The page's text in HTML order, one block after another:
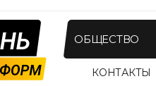
ОБЩЕСТВО
КОНТАКТЫ